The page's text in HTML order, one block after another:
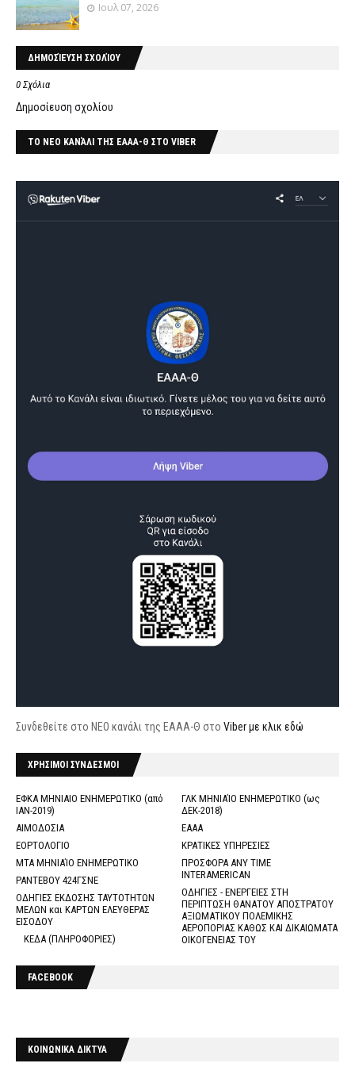
Ιουλ 07, 2026
ΔΗΜΟΣΊΕΥΣΗ ΣΧΟΛΊΟΥ
0 Σχόλια
Δημοσίευση σχολίου
ΤΟ ΝΕΟ ΚΑΝΆΛΙ ΤΗΣ ΕΑΑΑ-Θ ΣΤΟ VIBER
Συνδεθείτε στο ΝΕΟ κανάλι της ΕΑΑΑ-Θ στο Viber με κλικ εδώ
ΧΡΗΣΙΜΟΙ ΣΥΝΔΕΣΜΟΙ
ΕΦΚΑ ΜΗΝΙΑΙΟ ΕΝΗΜΕΡΩΤΙΚΟ (από
ΙΑΝ-2019)
ΓΛΚ ΜΗΝΙΑΊΟ ΕΝΗΜΕΡΩΤΙΚΟ (ως
ΔΕΚ-2018)
ΑΙΜΟΔΟΣΙΑ
ΕΑΑΑ
ΕΟΡΤΟΛΟΓΙΟ
ΚΡΑΤΙΚΕΣ ΥΠΗΡΕΣΙΕΣ
ΜΤΑ ΜΗΝΙΑΊΟ ΕΝΗΜΕΡΩΤΙΚΟ
ΠΡΟΣΦΟΡΑ ANY TIME
INTERAMERICAN
ΡΑΝΤΕΒΟΥ 424ΓΣΝΕ
ΟΔΗΓΙΕΣ - ΕΝΕΡΓΕΙΕΣ ΣΤΗ
ΠΕΡΙΠΤΩΣΗ ΘΑΝΑΤΟΥ ΑΠΟΣΤΡΑΤΟΥ
ΑΞΙΩΜΑΤΙΚΟΥ ΠΟΛΕΜΙΚΗΣ
ΑΕΡΟΠΟΡΙΑΣ ΚΑΘΩΣ ΚΑΙ ΔΙΚΑΙΩΜΑΤΑ
ΟΙΚΟΓΕΝΕΙΑΣ ΤΟΥ
ΟΔΗΓΙΕΣ ΕΚΔΟΣΗΣ ΤΑΥΤΟΤΗΤΩΝ
ΜΕΛΩΝ και ΚΑΡΤΩΝ ΕΛΕΥΘΕΡΑΣ
ΕΙΣΟΔΟΥ
ΚΕΔΑ (ΠΛΗΡΟΦΟΡΙΕΣ)
FACEBOOK
ΚΟΙΝΩΝΙΚΑ ΔΙΚΤΥΑ